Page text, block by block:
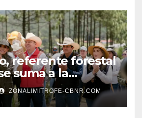
referente forestal
suma a la
de
de la
Claudia con la
ZONALIMITROFE-CBNR.COM